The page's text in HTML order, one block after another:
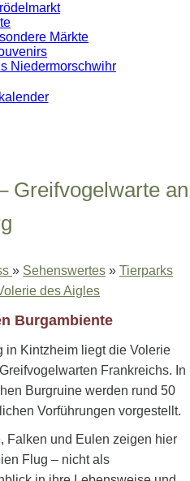
Märkte
Niedermorschwihr
Greifvogelwarte an
» Sehenswertes » Tierparks
des Aigles
Burgambiente
in Kintzheim liegt die Volerie
Frankreichs. In
Burgruine werden rund 50
Vorführungen vorgestellt.
Falken und Eulen zeigen hier
Flug – nicht als